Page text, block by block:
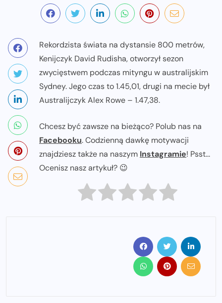
Rekordzista świata na dystansie 800 metrów,
Kenijczyk David Rudisha, otworzył sezon
zwycięstwem podczas mityngu w australijskim
Sydney. Jego czas to 1.45,01, drugi na mecie był
Australijczyk Alex Rowe – 1.47,38.
Chcesz być zawsze na bieżąco? Polub nas na
Facebooku. Codzienną dawkę motywacji
znajdziesz także na naszym Instagramie! Psst...
Ocenisz nasz artykuł? 😉